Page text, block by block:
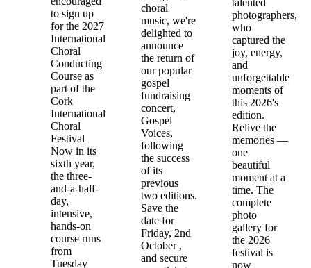
to sign up
for the 2027
International
Choral
Conducting
Course as
part of the
Cork
International
Choral
Festival
Now in its
sixth year,
the three-
and-a-half-
day,
intensive,
hands-on
course runs
from
Tuesday
choral
music, we're
delighted to
announce
the return of
our popular
gospel
fundraising
concert,
Gospel
Voices,
following
the success
of its
previous
two editions.
Save the
date for
Friday, 2nd
October ,
and secure
photographers,
who
captured the
joy, energy,
and
unforgettable
moments of
this 2026's
edition.
Relive the
memories —
one
beautiful
moment at a
time. The
complete
photo
gallery for
the 2026
festival is
now